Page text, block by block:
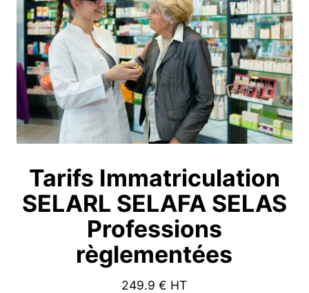
Tarifs Immatriculation
SELARL SELAFA SELAS
Professions
règlementées
249.9 € HT